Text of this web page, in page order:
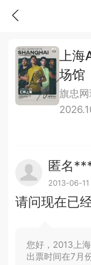
上
场馆
旗忠
匿名
2013-06-11
请问现在已
您好，2013上
出票时间在7月